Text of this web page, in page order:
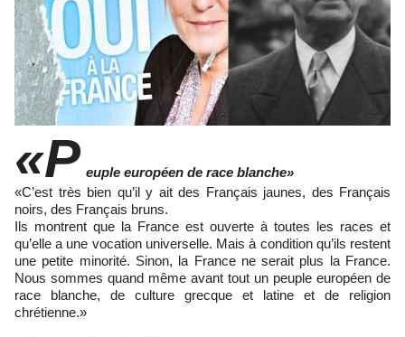
«P euple européen de race blanche»
«C’est très bien qu’il y ait des Français jaunes, des Français
noirs, des Français bruns.
Ils montrent que la France est ouverte à toutes les races et
qu’elle a une vocation universelle. Mais à condition qu’ils restent
une petite minorité. Sinon, la France ne serait plus la France.
Nous sommes quand même avant tout un peuple européen de
race blanche, de culture grecque et latine et de religion
chrétienne.»